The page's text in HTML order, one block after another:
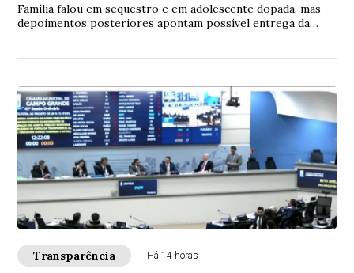
Família falou em sequestro e em adolescente dopada, mas
depoimentos posteriores apontam possível entrega da
Transparência Há 14 horas